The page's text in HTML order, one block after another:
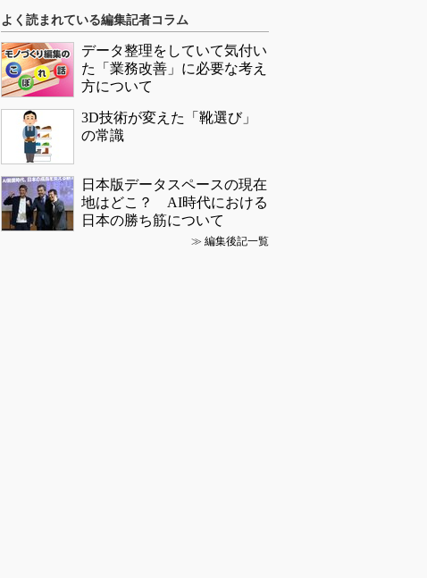
よく読まれている編集記者コラム
データ整理をしていて気付い
た「業務改善」に必要な考え
方について
3D技術が変えた「靴選び」
の常識
日本版データスペースの現在
地はどこ？ AI時代における
日本の勝ち筋について
≫ 編集後記一覧